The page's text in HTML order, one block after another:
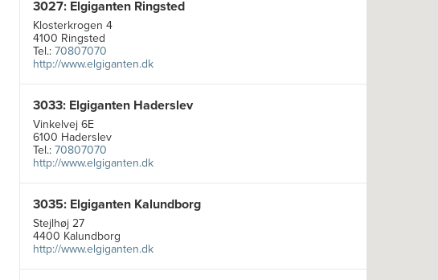
3027: Elgiganten Ringsted
Klosterkrogen 4
4100 Ringsted
Tel.:70807070
http://www.elgiganten.dk
3033: Elgiganten Haderslev
Vinkelvej 6E
6100 Haderslev
Tel.:70807070
http://www.elgiganten.dk
3035: Elgiganten Kalundborg
Stejlhøj 27
4400 Kalundborg
http://www.elgiganten.dk